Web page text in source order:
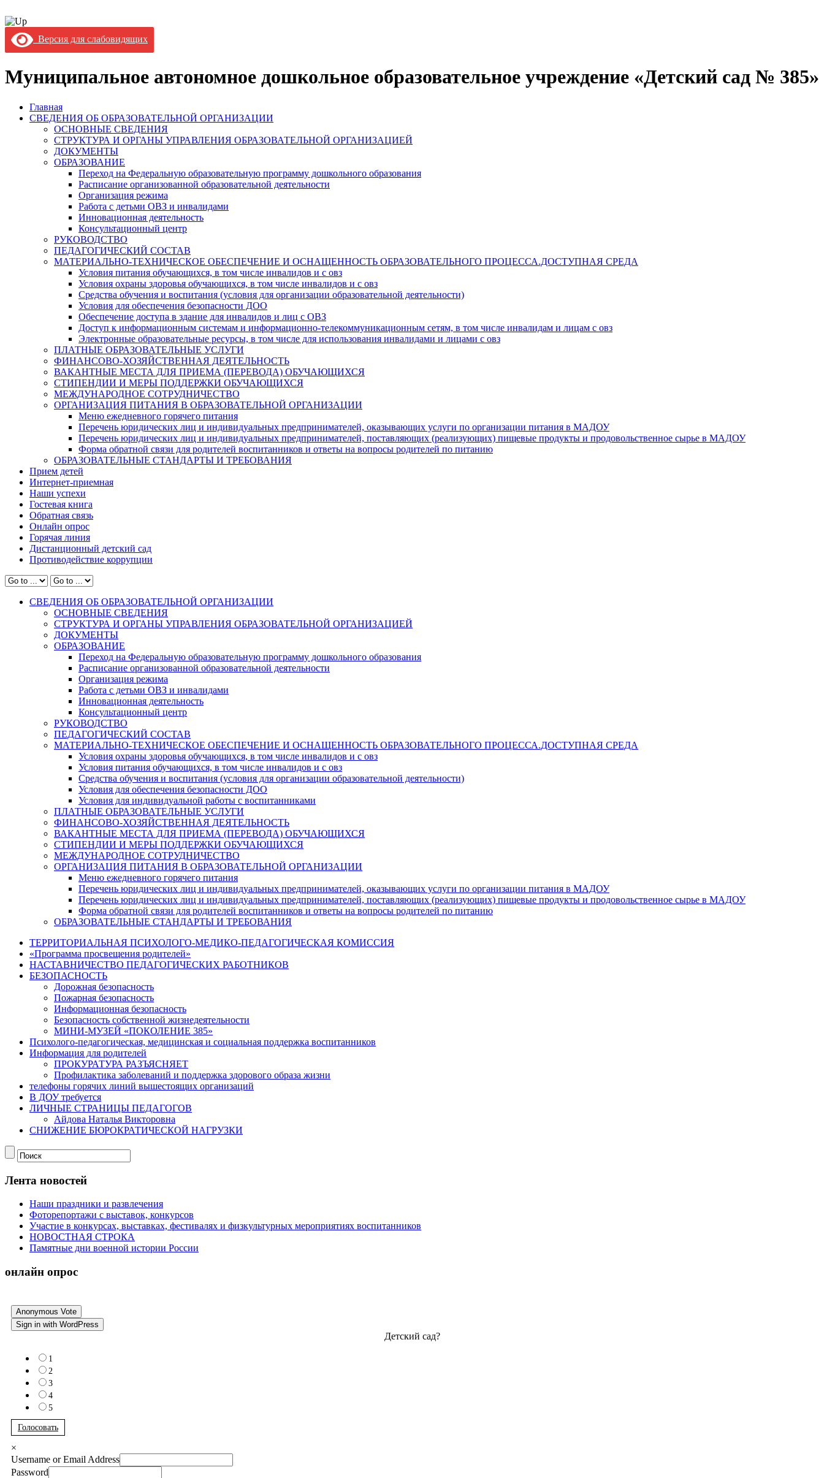
Версия для слабовидящих
Муниципальное автономное дошкольное образовательное учреждение «Детский сад № 385»
Главная
СВЕДЕНИЯ ОБ ОБРАЗОВАТЕЛЬНОЙ ОРГАНИЗАЦИИ
ОСНОВНЫЕ СВЕДЕНИЯ
СТРУКТУРА И ОРГАНЫ УПРАВЛЕНИЯ ОБРАЗОВАТЕЛЬНОЙ ОРГАНИЗАЦИЕЙ
ДОКУМЕНТЫ
ОБРАЗОВАНИЕ
Переход на Федеральную образовательную программу дошкольного образования
Расписание организованной образовательной деятельности
Организация режима
Работа с детьми ОВЗ и инвалидами
Инновационная деятельность
Консультационный центр
РУКОВОДСТВО
ПЕДАГОГИЧЕСКИЙ СОСТАВ
МАТЕРИАЛЬНО-ТЕХНИЧЕСКОЕ ОБЕСПЕЧЕНИЕ И ОСНАЩЕННОСТЬ ОБРАЗОВАТЕЛЬНОГО ПРОЦЕССА.ДОСТУПНАЯ СРЕДА
Условия питания обучающихся, в том числе инвалидов и с овз
Условия охраны здоровья обучающихся, в том числе инвалидов и с овз
Средства обучения и воспитания (условия для организации образовательной деятельности)
Условия для обеспечения безопасности ДОО
Обеспечение доступа в здание для инвалидов и лиц с ОВЗ
Доступ к информационным системам и информационно-телекоммуникационным сетям, в том числе инвалидам и лицам с овз
Электронные образовательные ресурсы, в том числе для использования инвалидами и лицами с овз
ПЛАТНЫЕ ОБРАЗОВАТЕЛЬНЫЕ УСЛУГИ
ФИНАНСОВО-ХОЗЯЙСТВЕННАЯ ДЕЯТЕЛЬНОСТЬ
ВАКАНТНЫЕ МЕСТА ДЛЯ ПРИЕМА (ПЕРЕВОДА) ОБУЧАЮЩИХСЯ
СТИПЕНДИИ И МЕРЫ ПОДДЕРЖКИ ОБУЧАЮЩИХСЯ
МЕЖДУНАРОДНОЕ СОТРУДНИЧЕСТВО
ОРГАНИЗАЦИЯ ПИТАНИЯ В ОБРАЗОВАТЕЛЬНОЙ ОРГАНИЗАЦИИ
Меню ежедневного горячего питания
Перечень юридических лиц и индивидуальных предпринимателей, оказывающих услуги по организации питания в МАДОУ
Перечень юридических лиц и индивидуальных предпринимателей, поставляющих (реализующих) пищевые продукты и продовольственное сырье в МАДОУ
Форма обратной связи для родителей воспитанников и ответы на вопросы родителей по питанию
ОБРАЗОВАТЕЛЬНЫЕ СТАНДАРТЫ И ТРЕБОВАНИЯ
Прием детей
Интернет-приемная
Наши успехи
Гостевая книга
Обратная связь
Онлайн опрос
Горячая линия
Дистанционный детский сад
Противодействие коррупции
СВЕДЕНИЯ ОБ ОБРАЗОВАТЕЛЬНОЙ ОРГАНИЗАЦИИ
ОСНОВНЫЕ СВЕДЕНИЯ
СТРУКТУРА И ОРГАНЫ УПРАВЛЕНИЯ ОБРАЗОВАТЕЛЬНОЙ ОРГАНИЗАЦИЕЙ
ДОКУМЕНТЫ
ОБРАЗОВАНИЕ
Переход на Федеральную образовательную программу дошкольного образования
Расписание организованной образовательной деятельности
Организация режима
Работа с детьми ОВЗ и инвалидами
Инновационная деятельность
Консультационный центр
РУКОВОДСТВО
ПЕДАГОГИЧЕСКИЙ СОСТАВ
МАТЕРИАЛЬНО-ТЕХНИЧЕСКОЕ ОБЕСПЕЧЕНИЕ И ОСНАЩЕННОСТЬ ОБРАЗОВАТЕЛЬНОГО ПРОЦЕССА.ДОСТУПНАЯ СРЕДА
Условия охраны здоровья обучающихся, в том числе инвалидов и с овз
Условия питания обучающихся, в том числе инвалидов и с овз
Средства обучения и воспитания (условия для организации образовательной деятельности)
Условия для обеспечения безопасности ДОО
Условия для индивидуальной работы с воспитанниками
ПЛАТНЫЕ ОБРАЗОВАТЕЛЬНЫЕ УСЛУГИ
ФИНАНСОВО-ХОЗЯЙСТВЕННАЯ ДЕЯТЕЛЬНОСТЬ
ВАКАНТНЫЕ МЕСТА ДЛЯ ПРИЕМА (ПЕРЕВОДА) ОБУЧАЮЩИХСЯ
СТИПЕНДИИ И МЕРЫ ПОДДЕРЖКИ ОБУЧАЮЩИХСЯ
МЕЖДУНАРОДНОЕ СОТРУДНИЧЕСТВО
ОРГАНИЗАЦИЯ ПИТАНИЯ В ОБРАЗОВАТЕЛЬНОЙ ОРГАНИЗАЦИИ
Меню ежедневного горячего питания
Перечень юридических лиц и индивидуальных предпринимателей, оказывающих услуги по организации питания в МАДОУ
Перечень юридических лиц и индивидуальных предпринимателей, поставляющих (реализующих) пищевые продукты и продовольственное сырье в МАДОУ
Форма обратной связи для родителей воспитанников и ответы на вопросы родителей по питанию
ОБРАЗОВАТЕЛЬНЫЕ СТАНДАРТЫ И ТРЕБОВАНИЯ
ТЕРРИТОРИАЛЬНАЯ ПСИХОЛОГО-МЕДИКО-ПЕДАГОГИЧЕСКАЯ КОМИССИЯ
«Программа просвещения родителей»
НАСТАВНИЧЕСТВО ПЕДАГОГИЧЕСКИХ РАБОТНИКОВ
БЕЗОПАСНОСТЬ
Дорожная безопасность
Пожарная безопасность
Информационная безопасность
Безопасность собственной жизнедеятельности
МИНИ-МУЗЕЙ «ПОКОЛЕНИЕ 385»
Психолого-педагогическая, медицинская и социальная поддержка воспитанников
Информация для родителей
ПРОКУРАТУРА РАЗЪЯСНЯЕТ
Профилактика заболеваний и поддержка здорового образа жизни
телефоны горячих линий вышестоящих организаций
В ДОУ требуется
ЛИЧНЫЕ СТРАНИЦЫ ПЕДАГОГОВ
Айдова Наталья Викторовна
СНИЖЕНИЕ БЮРОКРАТИЧЕСКОЙ НАГРУЗКИ
Лента новостей
Наши праздники и развлечения
Фоторепортажи с выставок, конкурсов
Участие в конкурсах, выставках, фестивалях и физкультурных мероприятиях воспитанников
НОВОСТНАЯ СТРОКА
Памятные дни военной истории России
онлайн опрос
Anonymous Vote
Sign in with WordPress
Детский сад?
1
2
3
4
5
Голосовать
×
Username or Email Address
Password